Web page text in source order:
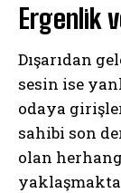
Ergenlik
Dışarıdan
sesin ise
odaya
sahibi son
olan